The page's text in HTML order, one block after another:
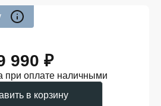
990 ₽
при оплате наличными
в корзину